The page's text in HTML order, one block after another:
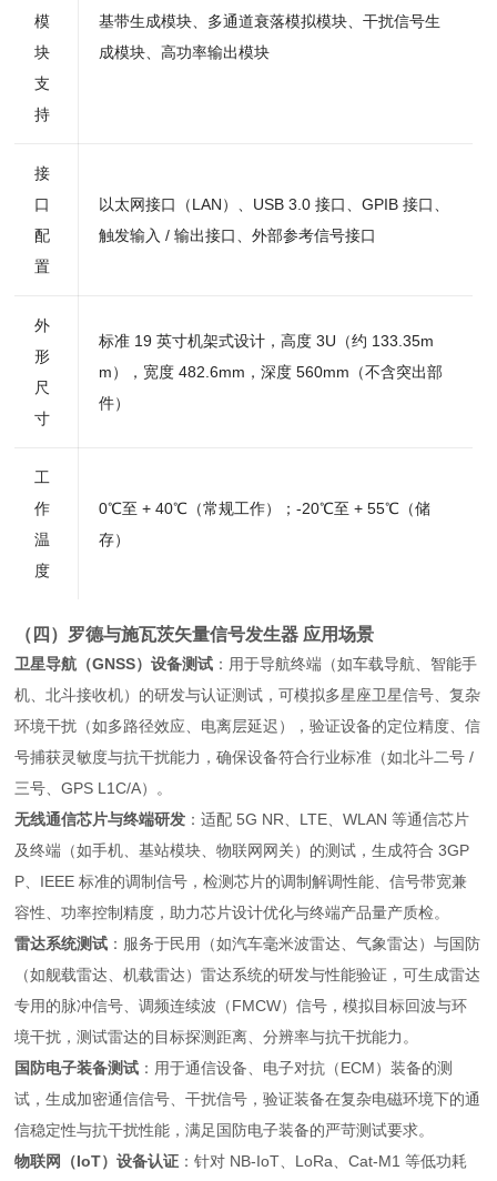
模
块
支
持
基带生成模块、多通道衰落模拟模块、干扰信号生
成模块、高功率输出模块
接
口
配
置
以太网接口（LAN）、USB 3.0 接口、GPIB 接口、
触发输入 / 输出接口、外部参考信号接口
外
形
尺
寸
标准 19 英寸机架式设计，高度 3U（约 133.35m
m），宽度 482.6mm，深度 560mm（不含突出部
件）
工
作
温
度
0℃至 + 40℃（常规工作）；-20℃至 + 55℃（储
存）
（四）罗德与施瓦茨矢量信号发生器 应用场景
卫星导航（GNSS）设备测试 ：用于导航终端（如车载导航、智能手
机、北斗接收机）的研发与认证测试，可模拟多星座卫星信号、复杂
环境干扰（如多路径效应、电离层延迟），验证设备的定位精度、信
号捕获灵敏度与抗干扰能力，确保设备符合行业标准（如北斗二号 /
三号、GPS L1C/A）。
无线通信芯片与终端研发 ：适配 5G NR、LTE、WLAN 等通信芯片
及终端（如手机、基站模块、物联网网关）的测试，生成符合 3GP
P、IEEE 标准的调制信号，检测芯片的调制解调性能、信号带宽兼
容性、功率控制精度，助力芯片设计优化与终端产品量产质检。
雷达系统测试 ：服务于民用（如汽车毫米波雷达、气象雷达）与国防
（如舰载雷达、机载雷达）雷达系统的研发与性能验证，可生成雷达
专用的脉冲信号、调频连续波（FMCW）信号，模拟目标回波与环
境干扰，测试雷达的目标探测距离、分辨率与抗干扰能力。
国防电子装备测试 ：用于通信设备、电子对抗（ECM）装备的测
试，生成加密通信信号、干扰信号，验证装备在复杂电磁环境下的通
信稳定性与抗干扰性能，满足国防电子装备的严苛测试要求。
物联网（IoT）设备认证 ：针对 NB-IoT、LoRa、Cat-M1 等低功耗